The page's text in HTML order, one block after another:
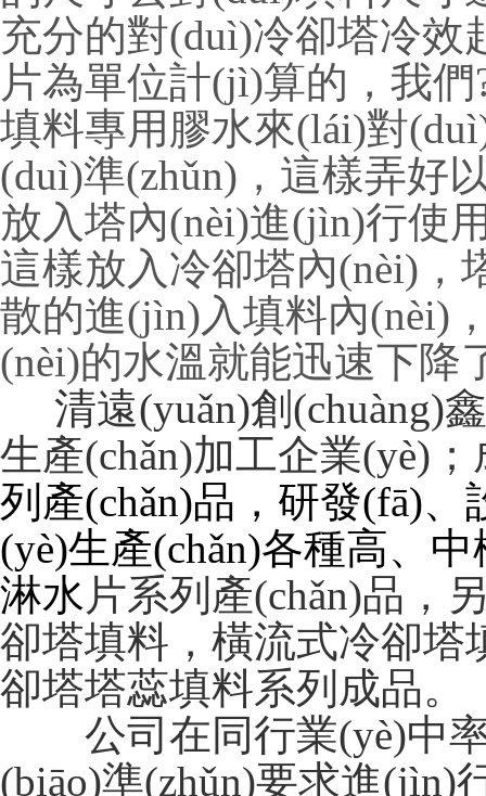
充分的對(duì)冷卻塔冷效
片為單位計(jì)算的，
填料專用膠水來(lái)對
(duì)準(zhǔn)，這樣
放入塔內(nèi)進(jìn)行使用
這樣放入冷卻塔內(nèi)
散的進(jìn)入填料內(nèi)
(nèi)的水溫就能迅速下降
清遠(yuǎn)創(chuàng)
生產(chǎn)加工企業(yè)；
列產(chǎn)品，研發(fā)
(yè)生產(chǎn)各種高、中
淋水片系列產(chǎn)品
卻塔填料，橫流式冷卻塔
卻塔塔蕊填料系列成品。
公司在同行業(yè)中率
(biāo)準(zhǔn)要求進(jìn)